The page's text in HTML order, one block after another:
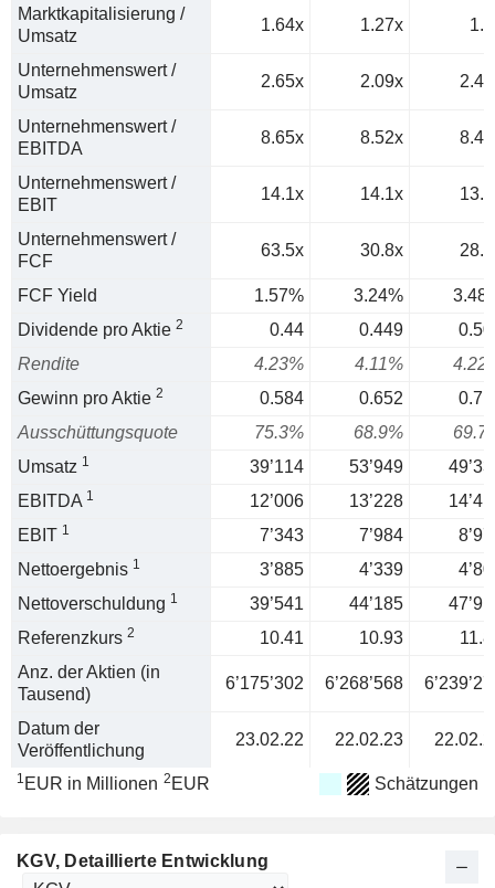
Marktkapitalisierung /
Umsatz
1.64x 1.27x
Unternehmenswert /
Umsatz
2.65x 2.09x
Unternehmenswert /
EBITDA
8.65x 8.52x
Unternehmenswert /
EBIT
14.1x 14.1x
Unternehmenswert /
FCF
63.5x 30.8x
FCF Yield 1.57% 3.24%
Dividende pro Aktie 2 0.44 0.449
Rendite
4.23% 4.11%
Gewinn pro Aktie 2 0.584 0.652
Ausschüttungsquote
75.3% 68.9%
Umsatz 1 39’114 53’949
EBITDA 1 12’006 13’228
EBIT 1 7’343 7’984
Nettoergebnis 1 3’885 4’339
Nettoverschuldung 1 39’541 44’185
Referenzkurs 2 10.41 10.93
Anz. der Aktien (in
Tausend)
6’175’302 6’268’568
Datum der
Veröffentlichung
23.02.22 22.02.23
1 EUR in Millionen 2 EUR Schätzungen
KGV, Detaillierte Entwicklung